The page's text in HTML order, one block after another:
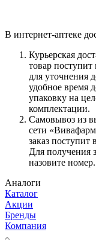
В интернет-аптеке
Курьерская
товар поступит
для уточнения
удобное время
упаковку на
комплектации.
Самовывоз из
сети
заказ
Для получения
назовите номер.
Аналоги
Каталог
Акции
Бренды
Компания